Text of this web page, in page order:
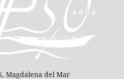
Magdalena del Mar